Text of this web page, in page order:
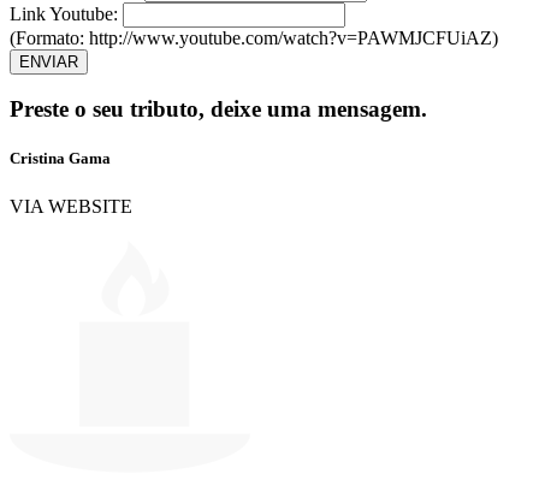
Link Youtube:
(Formato: http://www.youtube.com/watch?v=PAWMJCFUiAZ)
ENVIAR
Preste o seu tributo, deixe uma mensagem.
Cristina Gama
VIA WEBSITE